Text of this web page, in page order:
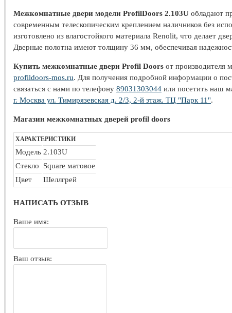
Межкомнатные двери модели ProfilDoors 2.103U обладают
современным телескопическим креплением наличников без
изготовлено из влагостойкого материала Renolit, что делает
Дверные полотна имеют толщину 36 мм, обеспечивая
Купить межкомнатные двери Profil Doors от производителя
profildoors-mos.ru. Для получения подробной информации о
связаться с нами по телефону 89031303044 или посетить наш
г. Москва ул. Тимирязевская д. 2/3, 2-й этаж. ТЦ "Парк 11".
Магазин межкомнатных дверей profil doors
ХАРАКТЕРИСТИКИ
Модель 2.103U
Стекло
Square матовое
Цвет
Шеллгрей
НАПИСАТЬ ОТЗЫВ
Ваше имя:
Ваш отзыв: